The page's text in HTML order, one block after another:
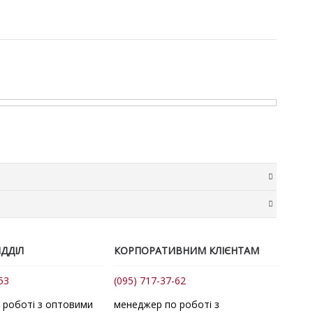
у розмірі 20 грн + 2% від суми замовлення. Комісія
замовлень відбувається за тарифами перевізника
доставки розраховується нашим менеджером
з оптовими
КОРПОРАТИВНИМ КЛІЄНТАМ
(095) 717-37-62
менеджер по роботі з